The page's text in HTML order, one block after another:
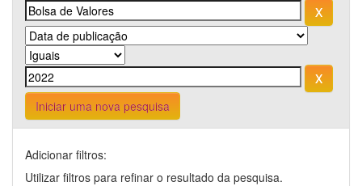
Iniciar uma nova pesquisa
Adicionar filtros:
Utilizar filtros para refinar o resultado da pesquisa.